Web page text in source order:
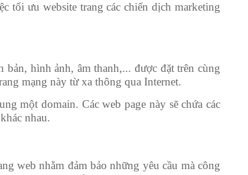
tối ưu website trang các chiến dịch marketing
hình ảnh, âm thanh,... được đặt trên cùng
mạng này từ xa thông qua Internet.
một domain. Các web page này sẽ chứa các
nhau.
web nhằm đảm bảo những yêu cầu mà công